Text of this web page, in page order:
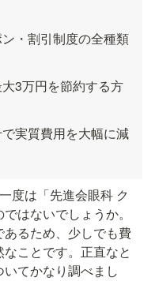
・割引制度の全種類
3万円を節約する方
実質費用を大幅に減
度は「先進会眼科 ク
はないでしょうか。
るため、少しでも費
ことです。正直なと
てかなり調べまし